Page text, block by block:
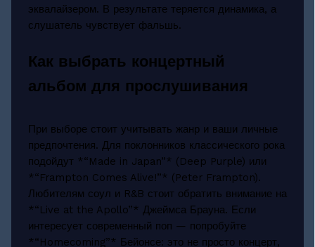
эквалайзером. В результате теряется динамика, а
слушатель чувствует фальшь.
Как выбрать концертный
альбом для прослушивания
При выборе стоит учитывать жанр и ваши личные
предпочтения. Для поклонников классического рока
подойдут *“Made in Japan”* (Deep Purple) или
*“Frampton Comes Alive!”* (Peter Frampton).
Любителям соул и R&B стоит обратить внимание на
*“Live at the Apollo”* Джеймса Брауна. Если
интересует современный поп — попробуйте
*“Homecoming”* Бейонсе: это не просто концерт,